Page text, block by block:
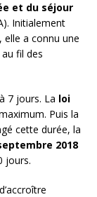
et du séjour
Initialement
a connu une
fil des
7 jours. La loi
Puis la
cette durée, la
2018
jours.